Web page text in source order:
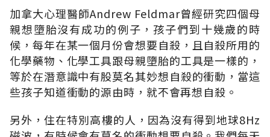
加拿大心理醫師Andrew Feldmar曾經研究四個母
親想墮胎沒有成功的例子，孩子們到十幾歲的時
候，每年在某一個月份會想要自殺，且自殺所用的
化學藥物、化學工具跟母親墮胎的工具是一樣的，
等於在潛意識中有股莫名其妙想自殺的衝動，當這
些孩子知道衝動的源由時，就不會再想自殺。
另外，住在特別高樓的人，因為沒有得到地球8Hz